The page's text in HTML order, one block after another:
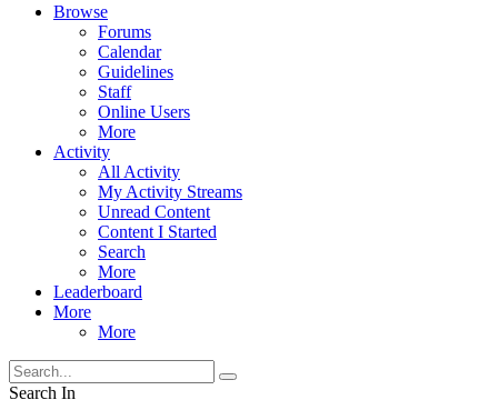
Browse
Forums
Calendar
Guidelines
Staff
Online Users
More
Activity
All Activity
My Activity Streams
Unread Content
Content I Started
Search
More
Leaderboard
More
More
Search In